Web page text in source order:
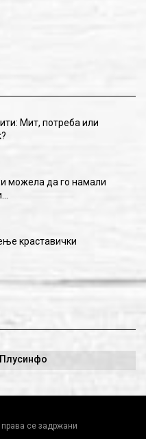
Мит, потреба или
можела да го намали
краставички
Плусинфо
права се задржани